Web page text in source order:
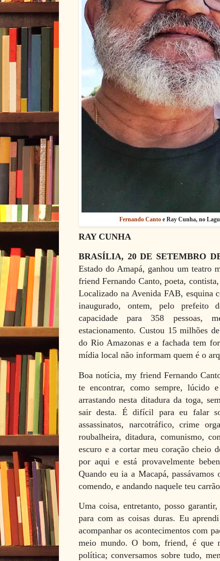
Fernando Canto e Ray Cunha, no
RAY CUNHA
BRASÍLIA, 20 DE SETEMBRO
Estado do Amapá, ganhou um teatro
friend Fernando Canto, poeta,
Localizado na Avenida FAB, esquina
inaugurado, ontem, pelo prefeito
capacidade para 358 pessoas,
estacionamento. Custou 15 milhões
do Rio Amazonas e a fachada tem
mídia local não informam quem é o
Boa notícia, my friend Fernando
te encontrar, como sempre, lúcido
arrastando nesta ditadura da toga,
sair desta. É difícil para eu falar
assassinatos, narcotráfico, crime
roubalheira, ditadura, comunismo,
escuro e a cortar meu coração cheio
por aqui e está provavelmente
Quando eu ia a Macapá,
comendo, e andando naquele teu
Uma coisa, entretanto, posso
para com as coisas duras. Eu
acompanhar os acontecimentos com
meio mundo. O bom, friend, é que
política; conversamos sobre tudo,